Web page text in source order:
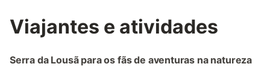
Viajantes e atividades
Serra da Lousã para os fãs de aventuras na natureza